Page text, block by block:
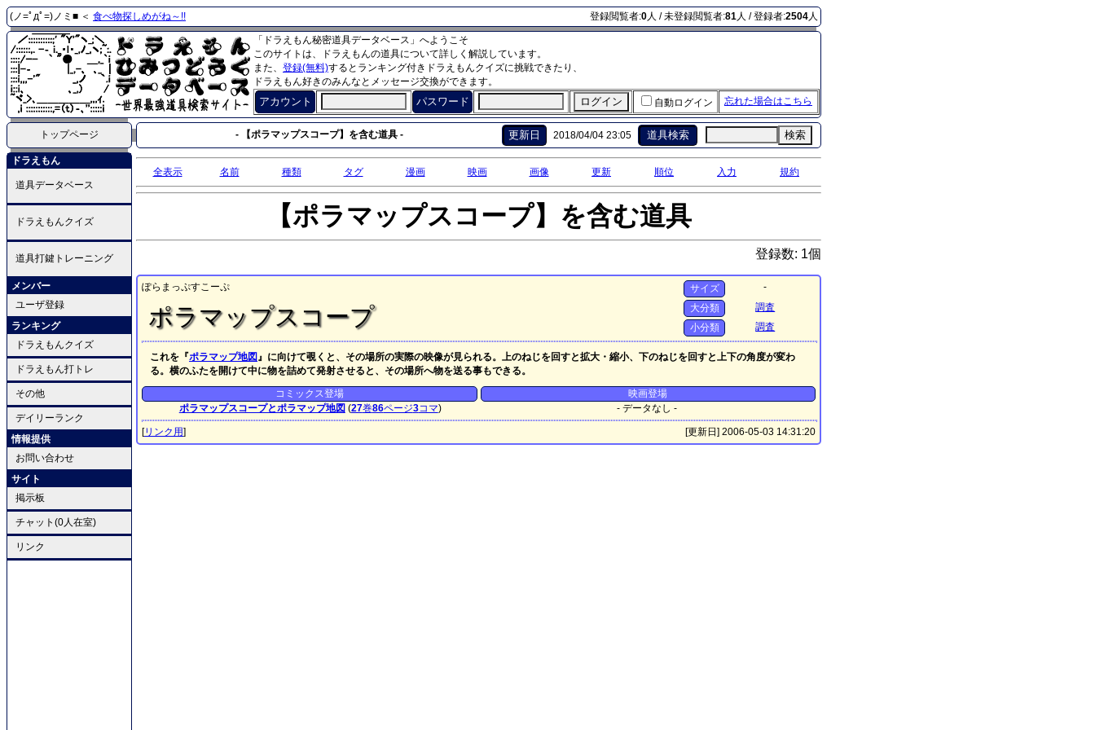
(ノ=ﾟдﾟ=)ノミ■ ＜ 食べ物探しめがね～!! 登録閲覧者:0人 / 未登録閲覧者:81人 / 登録者:2504人
「ドラえもん秘密道具データベース」へようこそ
このサイトは、ドラえもんの道具について詳しく解説しています。
また、 登録(無料)するとランキング付きドラえもんクイズに挑戦できたり、
ドラえもん好きのみんなとメッセージ交換ができます。
アカウント パスワード 自動ログイン 忘れた場合はこちら
トップページ - 【ポラマップスコープ】を含む道具 - 更新日 2018/04/04 23:05 道具検索 検索
ドラえもん
道具データベース
ドラえもんクイズ
道具打鍵トレーニング
メンバー
ユーザ登録
ランキング
ドラえもんクイズ
ドラえもん打トレ
その他
デイリーランク
情報提供
お問い合わせ
サイト
掲示板
チャット(0人在室)
リンク
全表示 名前 種類 タグ 漫画 映画 画像 更新 順位 入力 規約
【ポラマップスコープ】を含む道具
登録数: 1個
ぽらまっぷすこーぷ
ポラマップスコープ
サイズ
-
大分類
調査
小分類
調査
これを『ポラマップ地図 』に向けて覗くと、その場所の実際の映像が見られる。上のねじを回すと拡大・縮小、下のねじを回すと上下の角度が変わ
る。横のふたを開けて中に物を詰めて発射させると、その場所へ物を送る事もできる。
コミックス登場
ポラマップスコープとポラマップ地図 (27巻86ページ3コマ)
映画登場
- データなし -
[リンク用] [更新日] 2006-05-03 14:31:20